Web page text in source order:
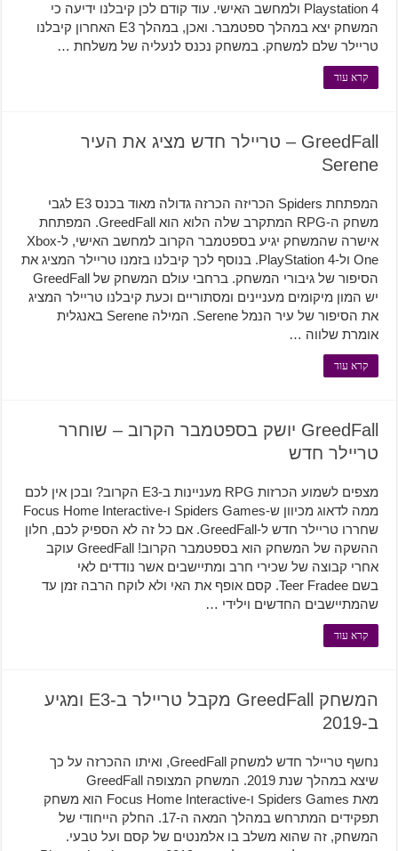
Playstation 4 ולמחשב האישי. עוד קודם לכן קיבלנו ידיעה כי
המשחק יצא במהלך ספטמבר. ואכן, במהלך E3 האחרון קיבלנו
טריילר שלם למשחק. במשחק נכנס לנעליה של משלחת …
קרא עוד
GreedFall – טריילר חדש מציג את העיר
Serene
המפתחת Spiders הכריזה הכרזה גדולה מאוד בכנס E3 לגבי
משחק ה-RPG המתקרב שלה הלוא הוא GreedFall. המפתחת
אישרה שהמשחק יגיע בספטמבר הקרוב למחשב האישי, ל-Xbox
One ול-PlayStation 4. בנוסף לכך קיבלנו בזמנו טריילר המציג את
הסיפור של גיבורי המשחק. ברחבי עולם המשחק של GreedFall
יש המון מיקומים מעניינים ומסתוריים וכעת קיבלנו טריילר המציג
את הסיפור של עיר הנמל Serene. המילה Serene באנגלית
אומרת שלווה …
קרא עוד
GreedFall יושק בספטמבר הקרוב – שוחרר
טריילר חדש
מצפים לשמוע הכרזות RPG מעניינות ב-E3 הקרוב? ובכן אין לכם
ממה לדאוג מכיוון ש-Spiders Games ו-Focus Home Interactive
שחררו טריילר חדש ל-GreedFall. אם כל זה לא הספיק לכם, חלון
ההשקה של המשחק הוא בספטמבר הקרוב! GreedFall עוקב
אחרי קבוצה של שכירי חרב ומתיישבים אשר נודדים לאי
בשם Teer Fradee. קסם אופף את האי ולא לוקח הרבה זמן עד
שהמתיישבים החדשים וילידי …
קרא עוד
המשחק GreedFall מקבל טריילר ב-E3 ומגיע
ב-2019
נחשף טריילר חדש למשחק GreedFall, ואיתו ההכרזה על כך
שיצא במהלך שנת 2019. המשחק המצופה GreedFall
מאת Spiders Games ו-Focus Home Interactive הוא משחק
תפקידים המתרחש במהלך המאה ה-17. החלק הייחודי של
המשחק, זה שהוא משלב בו אלמנטים של קסם ועל טבעי.